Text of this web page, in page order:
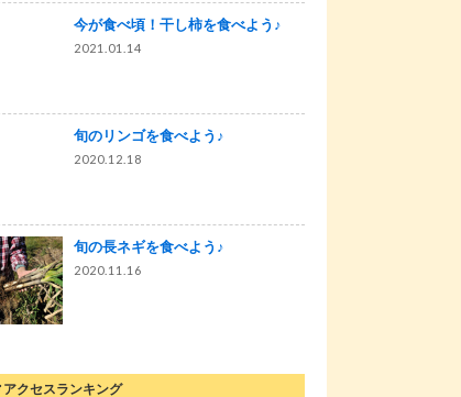
今が食べ頃！干し柿を食べよう♪
2021.01.14
旬のリンゴを食べよう♪
2020.12.18
旬の長ネギを食べよう♪
2020.11.16
アクセスランキング